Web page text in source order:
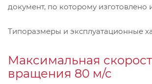
документ, по которому изготовлено
Типоразмеры и эксплуатационные
Максимальная
вращения 80 м/с